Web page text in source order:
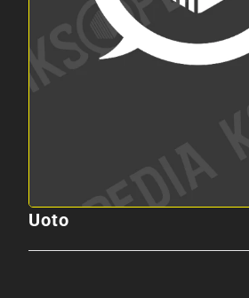
Uoto